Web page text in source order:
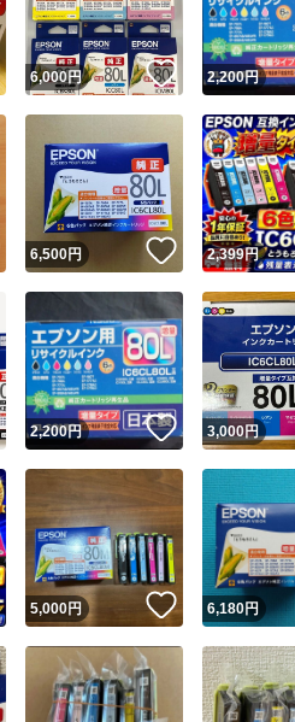
いいね！
6,000円 いいね！
2,200円
いいね！
6,500円 いいね！
2,399円
いいね！
2,200円 いいね！
3,000円
いいね！
5,000円 いいね！
6,180円